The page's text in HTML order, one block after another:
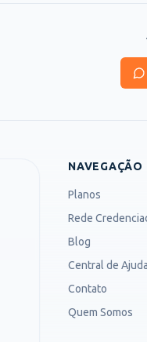
NAVEGAÇÃO
Planos
Rede
Blog
Central de Ajuda
Contato
Quem Somos